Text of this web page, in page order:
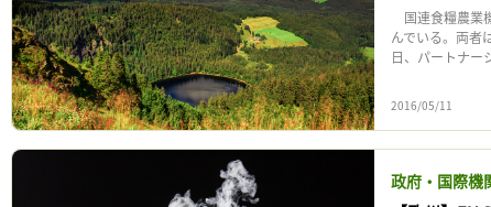
国連食糧農業
んでいる。両者
日、パートナ
2016/05/11
政府・国際機